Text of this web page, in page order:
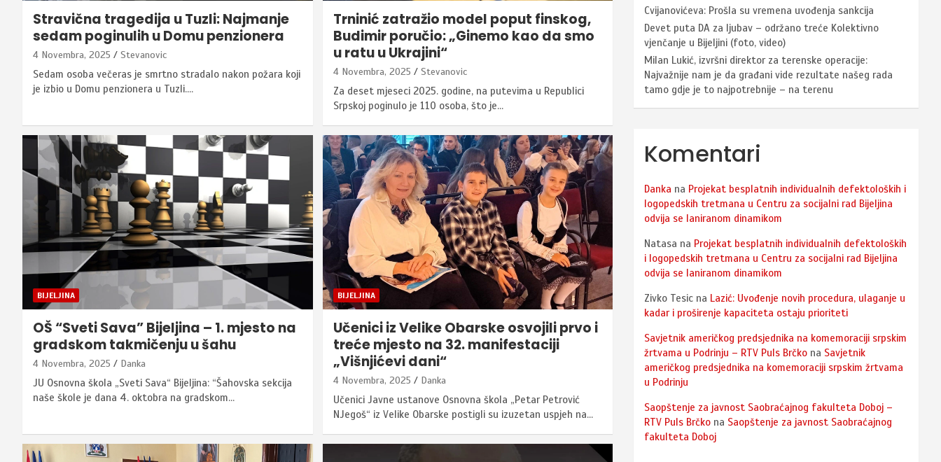
Stravična tragedija u Tuzli: Najmanje
sedam poginulih u Domu penzionera
4 Novembra, 2025 Stevanovic
Sedam osoba večeras je smrtno stradalo nakon požara koji
je izbio u Domu penzionera u Tuzli.…
Trninić zatražio model poput finskog,
Budimir poručio: „Ginemo kao da smo
u ratu u Ukrajini“
4 Novembra, 2025 Stevanovic
Za deset mjeseci 2025. godine, na putevima u Republici
Srpskoj poginulo je 110 osoba, što je…
BIJELJINA
OŠ “Sveti Sava” Bijeljina – 1. mjesto na
gradskom takmičenju u šahu
4 Novembra, 2025 Danka
JU Osnovna škola „Sveti Sava“ Bijeljina: “Šahovska sekcija
naše škole je dana 4. oktobra na gradskom…
BIJELJINA
Učenici iz Velike Obarske osvojili prvo i
treće mjesto na 32. manifestaciji
„Višnjićevi dani“
4 Novembra, 2025 Danka
Učenici Javne ustanove Osnovna škola „Petar Petrović
NJegoš“ iz Velike Obarske postigli su izuzetan uspjeh na…
Cvijanovićeva: Prošla su vremena uvođenja sankcija
Devet puta DA za ljubav – održano treće Kolektivno
vjenčanje u Bijeljini (foto, video)
Milan Lukić, izvršni direktor za terenske operacije:
Najvažnije nam je da građani vide rezultate našeg rada
tamo gdje je to najpotrebnije – na terenu
Komentari
Danka na Projekat besplatnih individualnih defektoloških i
logopedskih tretmana u Centru za socijalni rad Bijeljina
odvija se laniranom dinamikom
Natasa na Projekat besplatnih individualnih defektoloških
i logopedskih tretmana u Centru za socijalni rad Bijeljina
odvija se laniranom dinamikom
Zivko Tesic na Lazić: Uvođenje novih procedura, ulaganje u
kadar i proširenje kapaciteta ostaju prioriteti
Savjetnik američkog predsjednika na komemoraciji srpskim
žrtvama u Podrinju – RTV Puls Brčko na Savjetnik
američkog predsjednika na komemoraciji srpskim žrtvama
u Podrinju
Saopštenje za javnost Saobraćajnog fakulteta Doboj –
RTV Puls Brčko na Saopštenje za javnost Saobraćajnog
fakulteta Doboj